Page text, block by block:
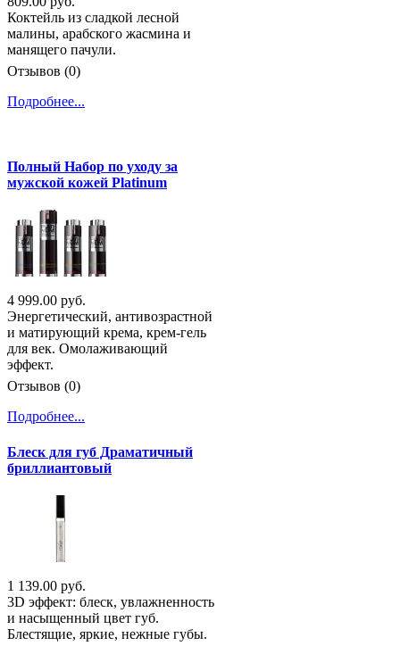
Коктейль из сладкой лесной
малины, арабского жасмина и
манящего пачули.
Отзывов (0)
Подробнее...
Полный Набор по уходу за
мужской кожей Platinum
4 999.00 руб.
Энергетический, антивозрастной
и матирующий крема, крем-гель
для век. Омолаживающий
эффект.
Отзывов (0)
Подробнее...
Блеск для губ Драматичный
бриллиантовый
1 139.00 руб.
3D эффект: блеск, увлажненность
и насыщенный цвет губ.
Блестящие, яркие, нежные губы.